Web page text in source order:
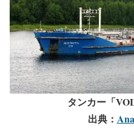
タンカー「
出典：